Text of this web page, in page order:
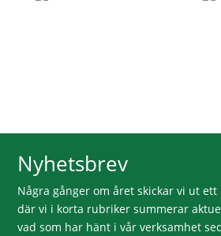
Nyhetsbrev
Några gånger om året skickar vi ut
där vi i korta rubriker summerar
vad som har hänt i vår verksamhet